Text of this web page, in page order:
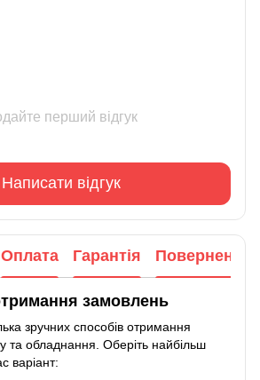
перший відгук
Написати відгук
Оплата Гарантія Повернення
замовлень
зручних способів отримання
та обладнання. Оберіть найбільш
варіант: